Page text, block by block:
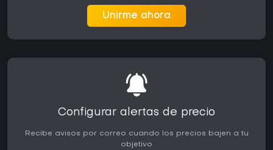
Unirme ahora
Configurar alertas de precio
Recibe avisos por correo cuando los precios bajen a tu
objetivo